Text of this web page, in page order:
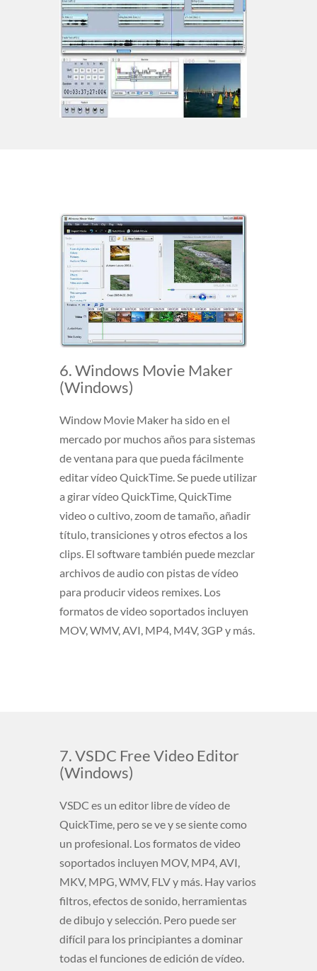
6. Windows Movie Maker
(Windows)
Window Movie Maker ha sido en el
mercado por muchos años para sistemas
de ventana para que pueda fácilmente
editar vídeo QuickTime. Se puede utilizar
a girar vídeo QuickTime, QuickTime
video o cultivo, zoom de tamaño, añadir
título, transiciones y otros efectos a los
clips. El software también puede mezclar
archivos de audio con pistas de vídeo
para producir videos remixes. Los
formatos de video soportados incluyen
MOV, WMV, AVI, MP4, M4V, 3GP y más.
7. VSDC Free Video Editor
(Windows)
VSDC es un editor libre de vídeo de
QuickTime, pero se ve y se siente como
un profesional. Los formatos de video
soportados incluyen MOV, MP4, AVI,
MKV, MPG, WMV, FLV y más. Hay varios
filtros, efectos de sonido, herramientas
de dibujo y selección. Pero puede ser
difícil para los principiantes a dominar
todas el funciones de edición de vídeo.